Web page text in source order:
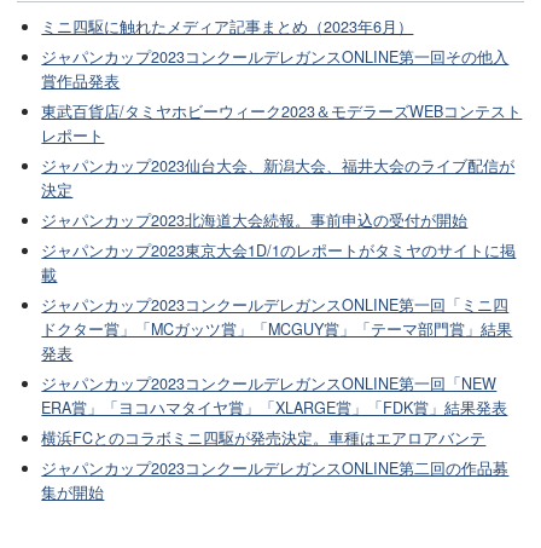
ミニ四駆に触れたメディア記事まとめ（2023年6月）
ジャパンカップ2023コンクールデレガンスONLINE第一回その他入
賞作品発表
東武百貨店/タミヤホビーウィーク2023＆モデラーズWEBコンテスト
レポート
ジャパンカップ2023仙台大会、新潟大会、福井大会のライブ配信が
決定
ジャパンカップ2023北海道大会続報。事前申込の受付が開始
ジャパンカップ2023東京大会1D/1のレポートがタミヤのサイトに掲
載
ジャパンカップ2023コンクールデレガンスONLINE第一回「ミニ四
ドクター賞」「MCガッツ賞」「MCGUY賞」「テーマ部門賞」結果
発表
ジャパンカップ2023コンクールデレガンスONLINE第一回「NEW
ERA賞」「ヨコハマタイヤ賞」「XLARGE賞」「FDK賞」結果発表
横浜FCとのコラボミニ四駆が発売決定。車種はエアロアバンテ
ジャパンカップ2023コンクールデレガンスONLINE第二回の作品募
集が開始